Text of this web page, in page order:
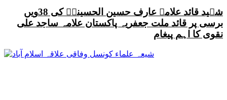
شہید قائد علامہ عارف حسین الحسینیؒ کی 38ویں
برسی پر قائد ملت جعفریہ پاکستان علامہ ساجد علی
نقوی کا اہم پیغام